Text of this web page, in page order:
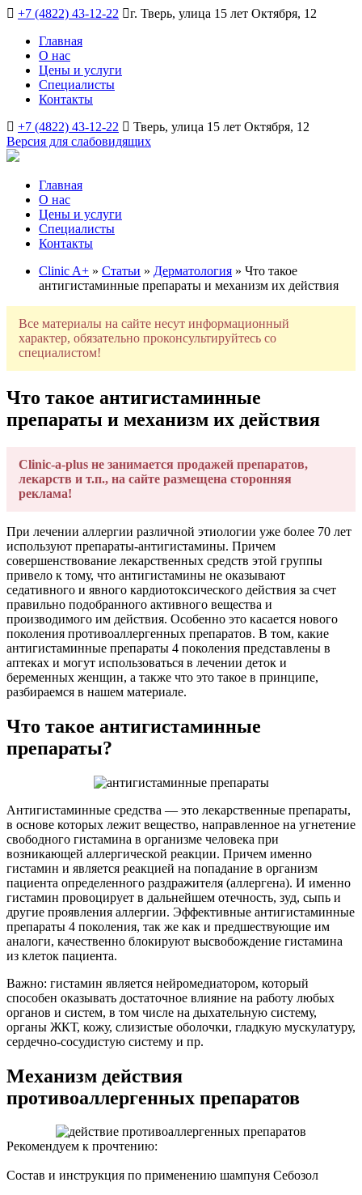
+7 (4822) 43-12-22
г. Тверь, улица 15 лет Октября, 12
Главная
О нас
Цены и услуги
Специалисты
Контакты
+7 (4822) 43-12-22
Тверь, улица 15 лет Октября, 12
Версия для слабовидящих
Главная
О нас
Цены и услуги
Специалисты
Контакты
Clinic A+ » Статьи » Дерматология » Что такое
антигистаминные препараты и механизм их действия
Все материалы на сайте несут информационный
характер, обязательно проконсультируйтесь со
специалистом!
Что такое антигистаминные
препараты и механизм их действия
Clinic-a-plus не занимается продажей препаратов,
лекарств и т.п., на сайте размещена сторонняя
реклама!
При лечении аллергии различной этиологии уже более 70 лет
используют препараты-антигистамины. Причем
совершенствование лекарственных средств этой группы
привело к тому, что антигистамины не оказывают
седативного и явного кардиотоксического действия за счет
правильно подобранного активного вещества и
производимого им действия. Особенно это касается нового
поколения противоаллергенных препаратов. В том, какие
антигистаминные препараты 4 поколения представлены в
аптеках и могут использоваться в лечении деток и
беременных женщин, а также что это такое в принципе,
разбираемся в нашем материале.
Что такое антигистаминные
препараты?
Антигистаминные средства — это лекарственные препараты,
в основе которых лежит вещество, направленное на угнетение
свободного гистамина в организме человека при
возникающей аллергической реакции. Причем именно
гистамин и является реакцией на попадание в организм
пациента определенного раздражителя (аллергена). И именно
гистамин провоцирует в дальнейшем отечность, зуд, сыпь и
другие проявления аллергии. Эффективные антигистаминные
препараты 4 поколения, так же как и предшествующие им
аналоги, качественно блокируют высвобождение гистамина
из клеток пациента.
Важно: гистамин является нейромедиатором, который
способен оказывать достаточное влияние на работу любых
органов и систем, в том числе на дыхательную систему,
органы ЖКТ, кожу, слизистые оболочки, гладкую мускулатуру,
сердечно-сосудистую систему и пр.
Механизм действия
противоаллергенных препаратов
Рекомендуем к прочтению:
Состав и инструкция по применению шампуня Себозол